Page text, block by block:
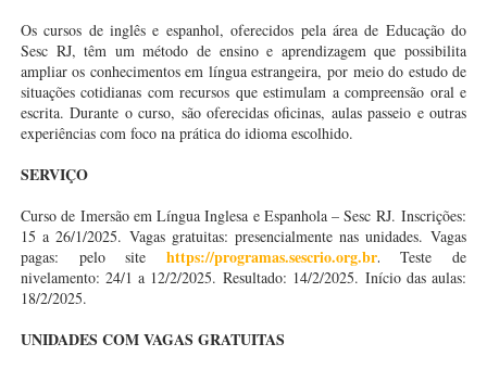
Os cursos de inglês e espanhol, oferecidos pela área de Educação do
Sesc RJ, têm um método de ensino e aprendizagem que possibilita
ampliar os conhecimentos em língua estrangeira, por meio do estudo de
situações cotidianas com recursos que estimulam a compreensão oral e
escrita. Durante o curso, são oferecidas oficinas, aulas passeio e outras
experiências com foco na prática do idioma escolhido.
SERVIÇO
Curso de Imersão em Língua Inglesa e Espanhola – Sesc RJ.Inscrições:
15 a 26/1/2025. Vagas gratuitas: presencialmente nas unidades.Vagas
pagas: pelo site https://programas.sescrio.org.br.Teste de
nivelamento: 24/1 a 12/2/2025. Resultado: 14/2/2025.Início das aulas:
18/2/2025.
UNIDADES COM VAGAS GRATUITAS